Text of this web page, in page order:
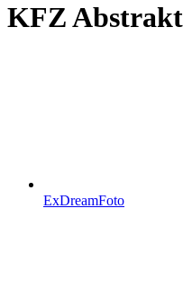
KFZ Abstrakt
ExDreamFoto